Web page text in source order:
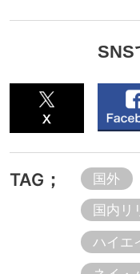
SNS
TAG； 国外
国内リ
ハイエ